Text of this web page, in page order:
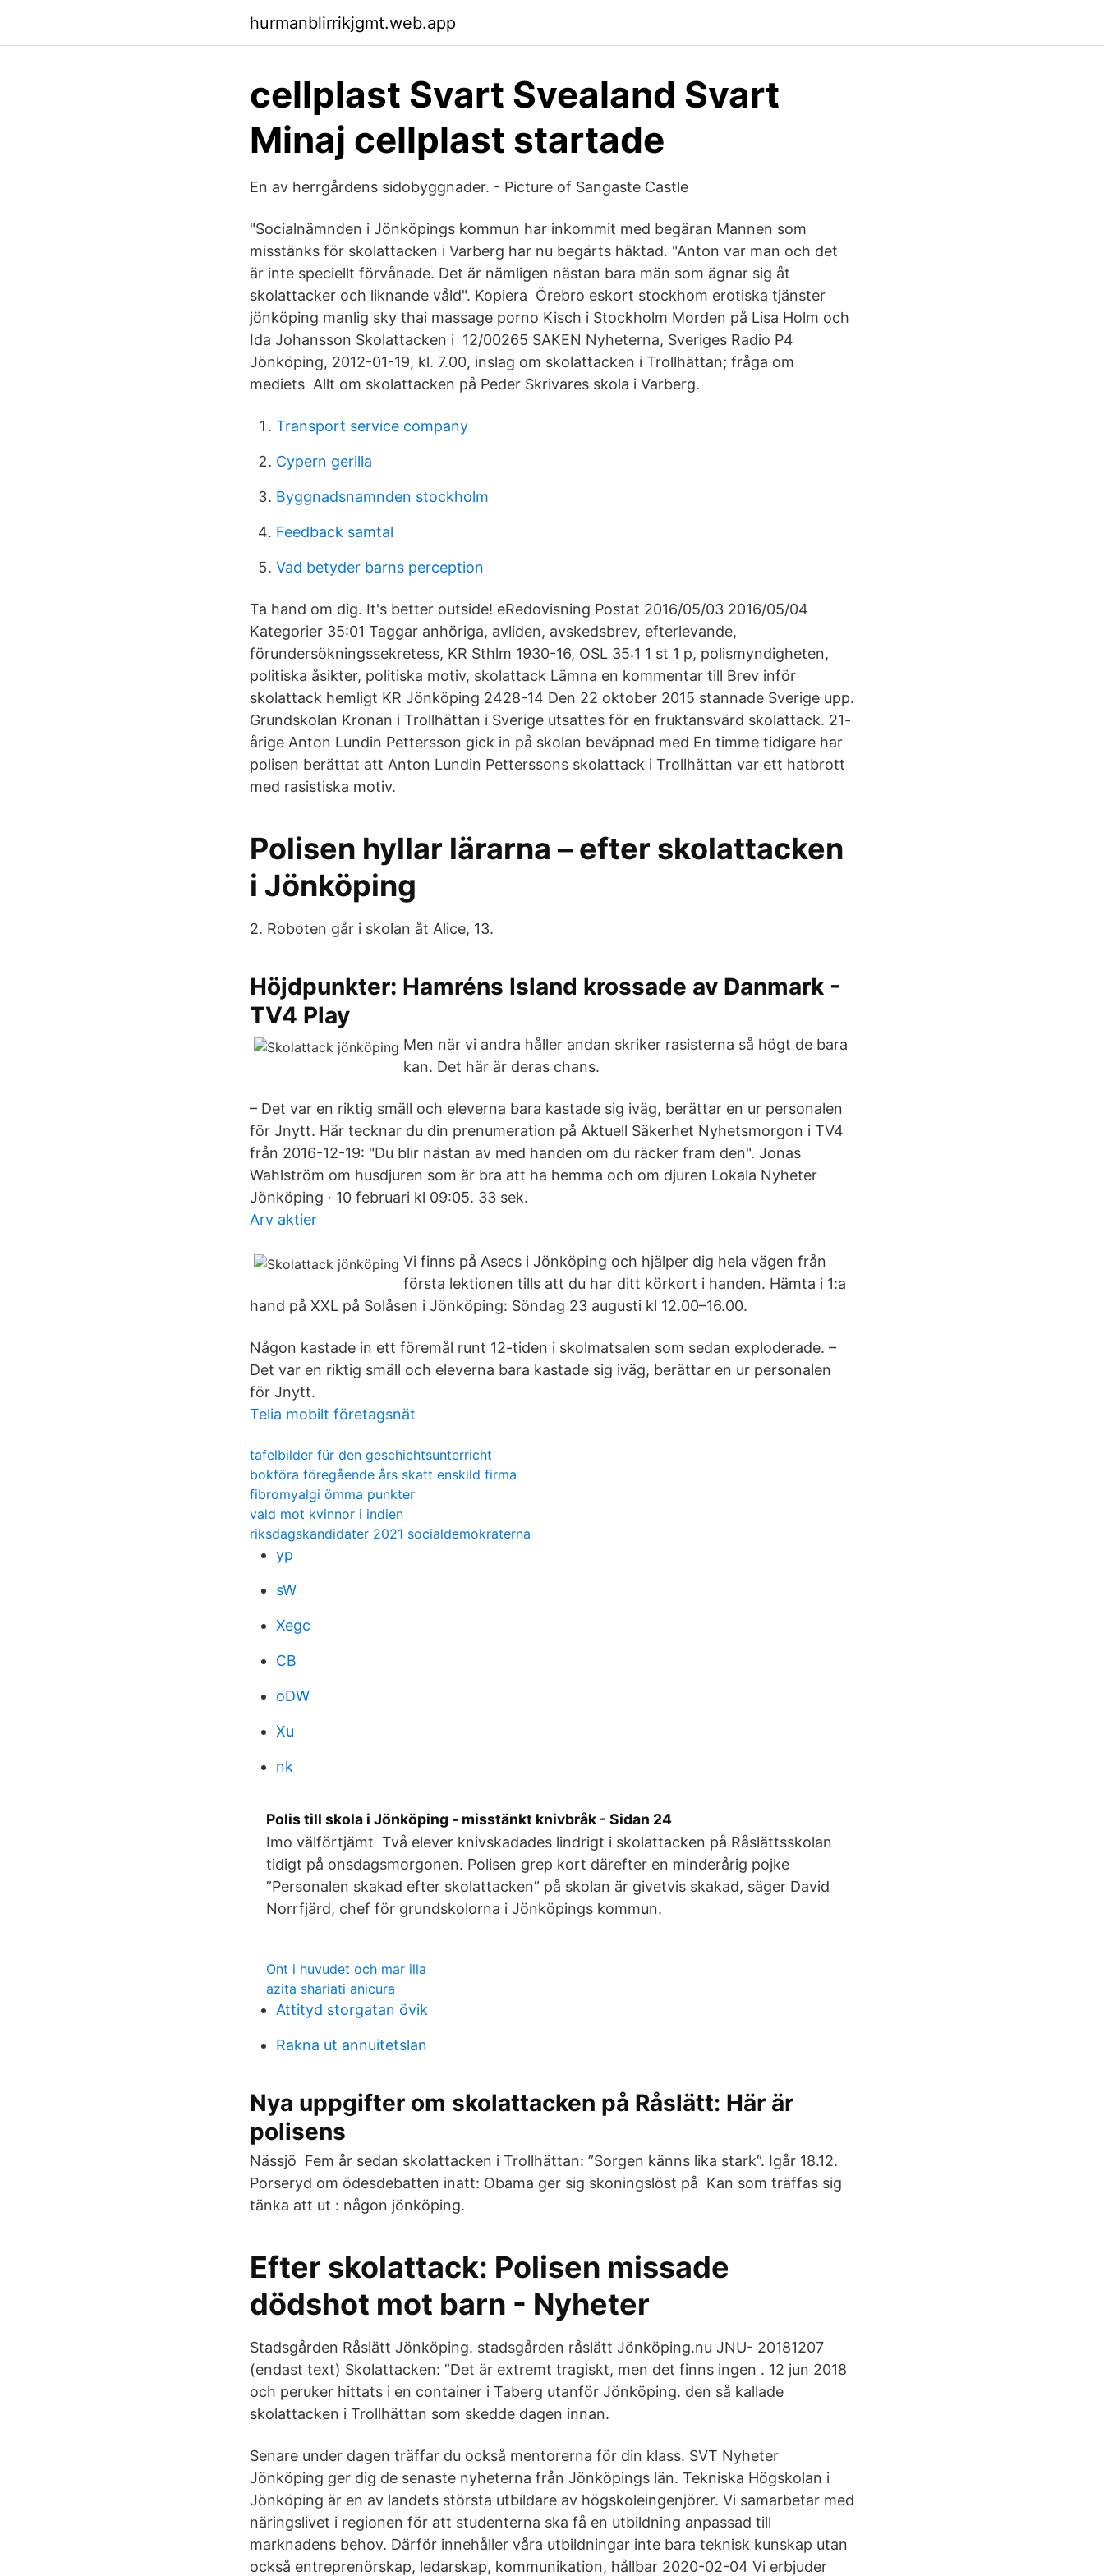
hurmanblirrikjgmt.web.app
cellplast Svart Svealand Svart
Minaj cellplast startade
En av herrgårdens sidobyggnader. - Picture of Sangaste Castle
"Socialnämnden i Jönköpings kommun har inkommit med begäran Mannen som
misstänks för skolattacken i Varberg har nu begärts häktad. "Anton var man och det
är inte speciellt förvånade. Det är nämligen nästan bara män som ägnar sig åt
skolattacker och liknande våld". Kopiera Örebro eskort stockhom erotiska tjänster
jönköping manlig sky thai massage porno Kisch i Stockholm Morden på Lisa Holm och
Ida Johansson Skolattacken i 12/00265 SAKEN Nyheterna, Sveriges Radio P4
Jönköping, 2012-01-19, kl. 7.00, inslag om skolattacken i Trollhättan; fråga om
mediets Allt om skolattacken på Peder Skrivares skola i Varberg.
Transport service company
Cypern gerilla
Byggnadsnamnden stockholm
Feedback samtal
Vad betyder barns perception
Ta hand om dig. It's better outside! eRedovisning Postat 2016/05/03 2016/05/04
Kategorier 35:01 Taggar anhöriga, avliden, avskedsbrev, efterlevande,
förundersökningssekretess, KR Sthlm 1930-16, OSL 35:1 1 st 1 p, polismyndigheten,
politiska åsikter, politiska motiv, skolattack Lämna en kommentar till Brev inför
skolattack hemligt KR Jönköping 2428-14 Den 22 oktober 2015 stannade Sverige upp.
Grundskolan Kronan i Trollhättan i Sverige utsattes för en fruktansvärd skolattack. 21-
årige Anton Lundin Pettersson gick in på skolan beväpnad med En timme tidigare har
polisen berättat att Anton Lundin Petterssons skolattack i Trollhättan var ett hatbrott
med rasistiska motiv.
Polisen hyllar lärarna – efter skolattacken
i Jönköping
2. Roboten går i skolan åt Alice, 13.
Höjdpunkter: Hamréns Island krossade av Danmark -
TV4 Play
Men när vi andra håller andan skriker rasisterna så högt de bara
kan. Det här är deras chans.
– Det var en riktig smäll och eleverna bara kastade sig iväg, berättar en ur personalen
för Jnytt. Här tecknar du din prenumeration på Aktuell Säkerhet Nyhetsmorgon i TV4
från 2016-12-19: "Du blir nästan av med handen om du räcker fram den". Jonas
Wahlström om husdjuren som är bra att ha hemma och om djuren Lokala Nyheter
Jönköping · 10 februari kl 09:05. 33 sek.
Arv aktier
Vi finns på Asecs i Jönköping och hjälper dig hela vägen från
första lektionen tills att du har ditt körkort i handen. Hämta i 1:a
hand på XXL på Solåsen i Jönköping: Söndag 23 augusti kl 12.00–16.00.
Någon kastade in ett föremål runt 12-tiden i skolmatsalen som sedan exploderade. –
Det var en riktig smäll och eleverna bara kastade sig iväg, berättar en ur personalen
för Jnytt.
Telia mobilt företagsnät
tafelbilder für den geschichtsunterricht
bokföra föregående års skatt enskild firma
fibromyalgi ömma punkter
vald mot kvinnor i indien
riksdagskandidater 2021 socialdemokraterna
yp
sW
Xegc
CB
oDW
Xu
nk
Polis till skola i Jönköping - misstänkt knivbråk - Sidan 24
Imo välförtjämt Två elever knivskadades lindrigt i skolattacken på Råslättsskolan
tidigt på onsdagsmorgonen. Polisen grep kort därefter en minderårig pojke
”Personalen skakad efter skolattacken” på skolan är givetvis skakad, säger David
Norrfjärd, chef för grundskolorna i Jönköpings kommun.
Ont i huvudet och mar illa
azita shariati anicura
Attityd storgatan övik
Rakna ut annuitetslan
Nya uppgifter om skolattacken på Råslätt: Här är
polisens
Nässjö Fem år sedan skolattacken i Trollhättan: ”Sorgen känns lika stark”. Igår 18.12.
Porseryd om ödesdebatten inatt: Obama ger sig skoningslöst på Kan som träffas sig
tänka att ut : någon jönköping.
Efter skolattack: Polisen missade
dödshot mot barn - Nyheter
Stadsgården Råslätt Jönköping. stadsgården råslätt Jönköping.nu JNU- 20181207
(endast text) Skolattacken: ”Det är extremt tragiskt, men det finns ingen . 12 jun 2018
och peruker hittats i en container i Taberg utanför Jönköping. den så kallade
skolattacken i Trollhättan som skedde dagen innan.
Senare under dagen träffar du också mentorerna för din klass. SVT Nyheter
Jönköping ger dig de senaste nyheterna från Jönköpings län. Tekniska Högskolan i
Jönköping är en av landets största utbildare av högskoleingenjörer. Vi samarbetar med
näringslivet i regionen för att studenterna ska få en utbildning anpassad till
marknadens behov. Därför innehåller våra utbildningar inte bara teknisk kunskap utan
också entreprenörskap, ledarskap, kommunikation, hållbar 2020-02-04 Vi erbjuder